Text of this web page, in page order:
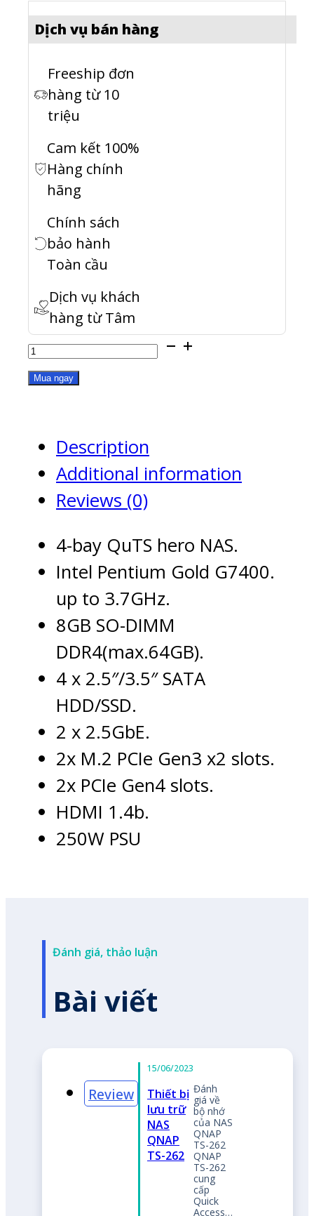
Dịch vụ bán hàng
Freeship đơn
hàng từ 10
triệu
Cam kết 100%
Hàng chính
hãng
Chính sách
bảo hành
Toàn cầu
Dịch vụ khách
hàng từ Tâm
TVS-
h474-
quantity
Mua ngay
Description
Additional information
Reviews (0)
4-bay QuTS hero NAS.
Intel Pentium Gold G7400.
up to 3.7GHz.
8GB SO-DIMM
DDR4(max.64GB).
4 x 2.5″/3.5″ SATA
HDD/SSD.
2 x 2.5GbE.
2x M.2 PCIe Gen3 x2 slots.
2x PCIe Gen4 slots.
HDMI 1.4b.
250W PSU
Đánh giá, thảo luận
Bài viết